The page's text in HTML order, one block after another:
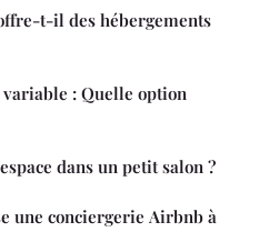
t-il des hébergements
: Quelle option
dans un petit salon ?
une conciergerie Airbnb à